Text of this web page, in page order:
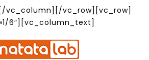
vc_column][/vc_row][vc_row]
6″][vc_column_text]